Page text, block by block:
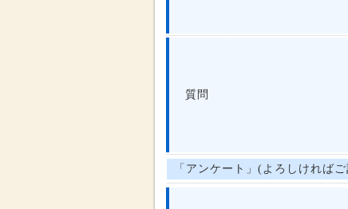
質問
「アンケート」(よろしければ